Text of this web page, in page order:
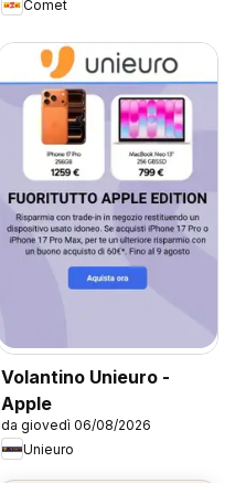
Comet
Volantino Unieuro -
Apple
da giovedì 06/08/2026
Unieuro